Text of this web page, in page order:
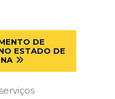
DE
ESTADO DE